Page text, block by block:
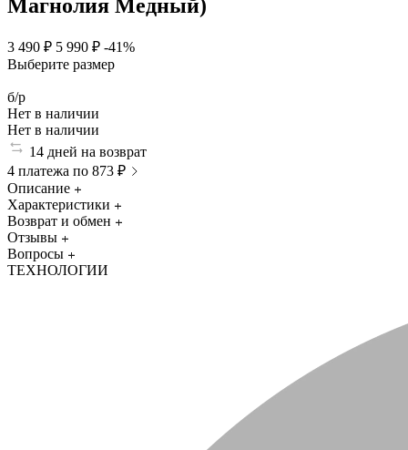
Магнолия Медный)
3 490 ₽ 5 990 ₽ -41%
Выберите размер
б/р
Нет в наличии
Нет в наличии
14 дней на возврат
4 платежа по 873 ₽
Описание
Характеристики
Возврат и обмен
Отзывы
Вопросы
ТЕХНОЛОГИИ